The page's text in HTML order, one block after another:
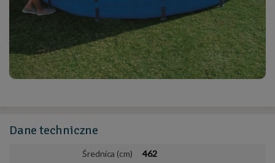
Dane techniczne
Średnica (cm)
462